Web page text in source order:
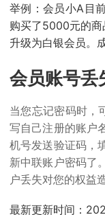
举例：会员小A目
购买了5000元的
升级为白银会员。
会员账号丢
当您忘记密码时，
写自己注册的账户
机号发送验证码，
新中联账户密码了
户丢失对您的权益
最新更新时间：